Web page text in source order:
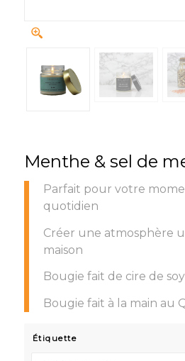
Menthe & sel de
Parfait pour votre
quotidien
Créer une atmosphère
maison
Bougie fait de cire de
Bougie fait à la main au
Étiquette